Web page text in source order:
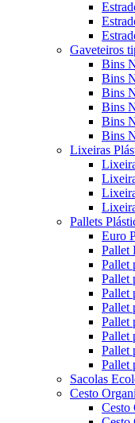
Gaveteiros
Bins
Bins
Bins
Bins
Bins
Bins
Lixeiras
Pallets
Euro
Pallet
Pallet
Pallet
Pallet
Pallet
Pallet
Pallet
Pallet
Pallet
Sacolas
Cesto
Cesto